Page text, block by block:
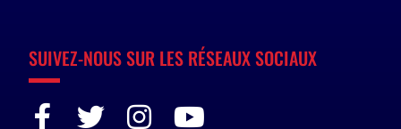
SUIVEZ-NOUS SUR LES RÉSEAUX SOCIAUX